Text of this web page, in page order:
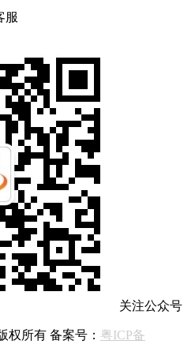
服
关注公众号
权所有 备案号： 粤ICP备